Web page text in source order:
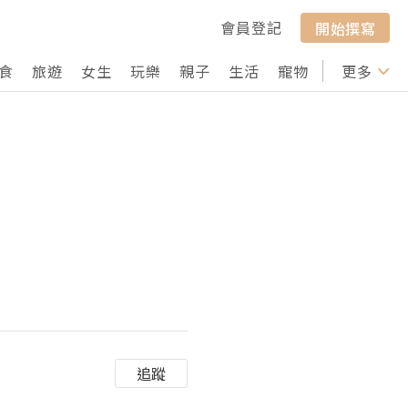
會員登記
開始撰寫
旅遊 女生 玩樂 親子 生活 寵物 行山 打卡
更多
追蹤